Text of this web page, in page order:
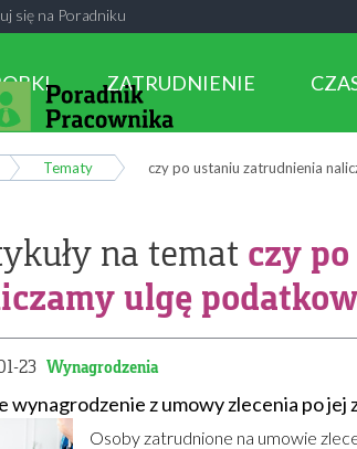
się na Poradniku
ZATRUDNIENIE
Tematy czy po ustaniu zatrudnienia
na temat czy
ulgę
23 Wynagrodzenia
wynagrodzenie z umowy zlecenia po jej
Osoby zatrudnione na umowie